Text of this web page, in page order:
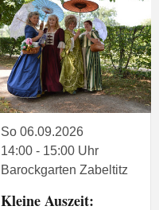
So 06.09.2026
14:00 - 15:00 Uhr
Barockgarten Zabeltitz
Kleine Auszeit: